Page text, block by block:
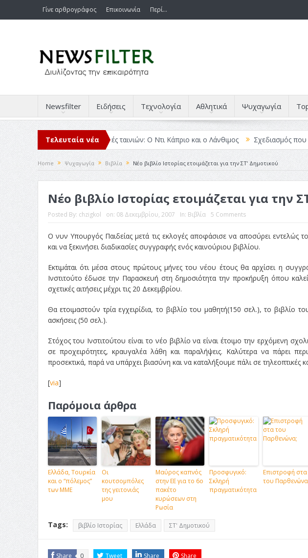
Γίνε αρθρογράφος Επικοινωνία Περί…
Newsfilter Ειδήσεις Τεχνολογία Αθλητικά Ψυχαγωγία
Τελευταία νέα
στο 2025 Κριτικές ταινιών: Ο Ντι Κάπριο και ο Λάνθιμος Σχεδιασμός που «Μιλάει»
Home Ψυχαγωγία Βιβλία Νέο βιβλίο Ιστορίας ετοιμάζεται για την ΣΤ’ Δημοτικού
Νέο βιβλίο Ιστορίας ετοιμάζεται για την
Posted By: chzigkol on: 08 Δεκεμβρίου, 2007 In: Βιβλία 5 Comments
Ο νυν Υπουργός Παιδείας μετά τις εκλογές αποφάσισε να αποσύρει εντελώς
και να ξεκινήσει διαδικασίες συγγραφής ενός καινούριου βιβλίου.
Εκτιμάται ότι μέσα στους πρώτους μήνες του νέου έτους θα αρχίσει η
Ινστιτούτο έδωσε την Παρασκευή στη δημοσιότητα την προκήρυξη όπου
σχετικές αιτήσεις μέχρι τις 20 Δεκεμβρίου.
Θα ετοιμαστούν τρία εγχειρίδια, το βιβλίο του μαθητή(150 σελ.), το βιβλίο
ασκήσεις (50 σελ.).
Στόχος του Ινστιτούτου είναι το νέο βιβλίο να είναι έτοιμο την ερχόμενη
σε προχειρότητες, κραυγαλέα λάθη και παραλήψεις. Καλύτερα να πάρει
προσεκτικά, παρά να υπάρχει βιασύνη και να καταλήξουμε πάλι σε τηλεοπτικές
[via]
Παρόμοια άρθρα
Ελλάδα, Τουρκία
και ο “πόλεμος”
των ΜΜΕ
Οι
κουτσομπόλες
της γειτονιάς
μου
Μαύρος καπνός
στην ΕΕ για το 6ο
πακέτο
κυρώσεων στη
Ρωσία
Προσφυγικό:
Σκληρή
πραγματικότητα
Επιστροφή στα
του
Tags: βιβλίο Ιστορίας Ελλάδα ΣΤ' Δημοτικού
Share 0 Tweet Share Share